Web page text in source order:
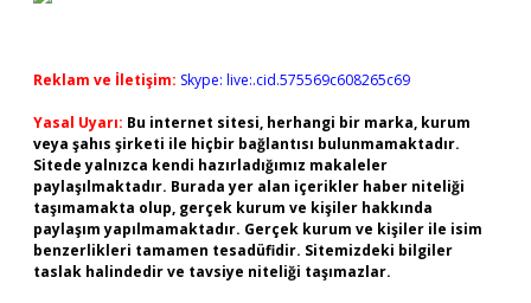
Reklam ve İletişim: Skype: live:.cid.575569c608265c69
Yasal Uyarı: Bu internet sitesi, herhangi bir marka, kurum
veya şahıs şirketi ile hiçbir bağlantısı bulunmamaktadır.
Sitede yalnızca kendi hazırladığımız makaleler
paylaşılmaktadır. Burada yer alan içerikler haber niteliği
taşımamakta olup, gerçek kurum ve kişiler hakkında
paylaşım yapılmamaktadır. Gerçek kurum ve kişiler ile isim
benzerlikleri tamamen tesadüfidir. Sitemizdeki bilgiler
taslak halindedir ve tavsiye niteliği taşımazlar.